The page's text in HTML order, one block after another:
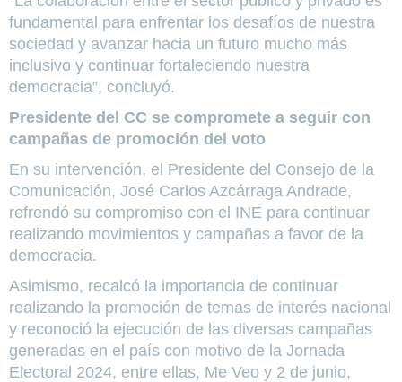
fundamental para enfrentar los desafíos de nuestra
sociedad y avanzar hacia un futuro mucho más
inclusivo y continuar fortaleciendo nuestra
democracia”, concluyó.
Presidente del CC se compromete a seguir con
campañas de promoción del voto
En su intervención, el Presidente del Consejo de la
Comunicación, José Carlos Azcárraga Andrade,
refrendó su compromiso con el INE para continuar
realizando movimientos y campañas a favor de la
democracia.
Asimismo, recalcó la importancia de continuar
realizando la promoción de temas de interés nacional
y reconoció la ejecución de las diversas campañas
generadas en el país con motivo de la Jornada
Electoral 2024, entre ellas, Me Veo y 2 de junio,